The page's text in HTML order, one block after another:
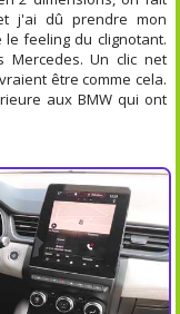
j'ai dû prendre mon
feeling du clignotant.
Mercedes. Un clic net
être comme cela.
aux BMW qui ont